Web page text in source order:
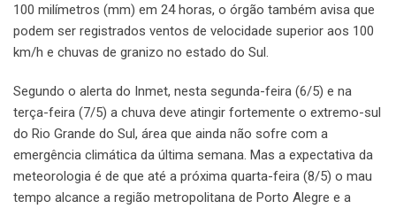
100 milímetros (mm) em 24 horas, o órgão também avisa que
podem ser registrados ventos de velocidade superior aos 100
km/h e chuvas de granizo no estado do Sul.
Segundo o alerta do Inmet, nesta segunda-feira (6/5) e na
terça-feira (7/5) a chuva deve atingir fortemente o extremo-sul
do Rio Grande do Sul, área que ainda não sofre com a
emergência climática da última semana. Mas a expectativa da
meteorologia é de que até a próxima quarta-feira (8/5) o mau
tempo alcance a região metropolitana de Porto Alegre e a